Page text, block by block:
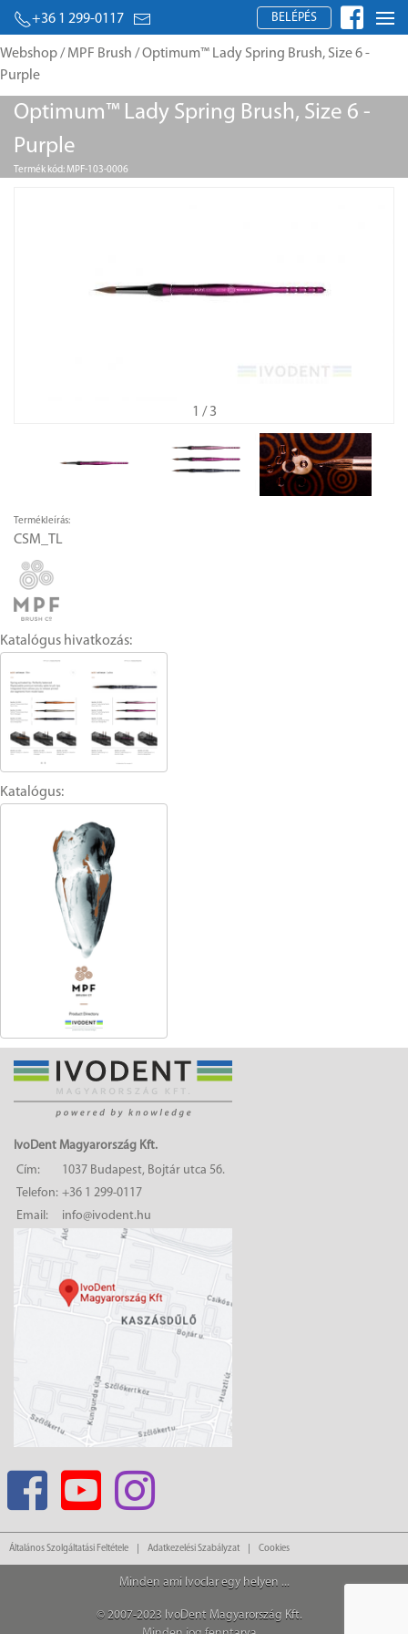
+36 1 299-0117 BELÉPÉS
Webshop/ MPF Brush / Optimum™ Lady Spring Brush, Size 6 -
Purple
Optimum™ Lady Spring Brush, Size 6 -
Purple
Termék kód: MPF-103-0006
1 / 3
Termékleírás:
CSM_TL
Katalógus hivatkozás:
Katalógus:
IvoDent Magyarország Kft.
Cím:
1037 Budapest, Bojtár utca 56.
Telefon: +36 1 299-0117
Email:
info@ivodent.hu
Általános Szolgáltatási Feltétele Adatkezelési Szabályzat Cookies
© 2007-2023 IvoDent Magyarország Kft.
Minden ami Ivoclar egy helyen ...